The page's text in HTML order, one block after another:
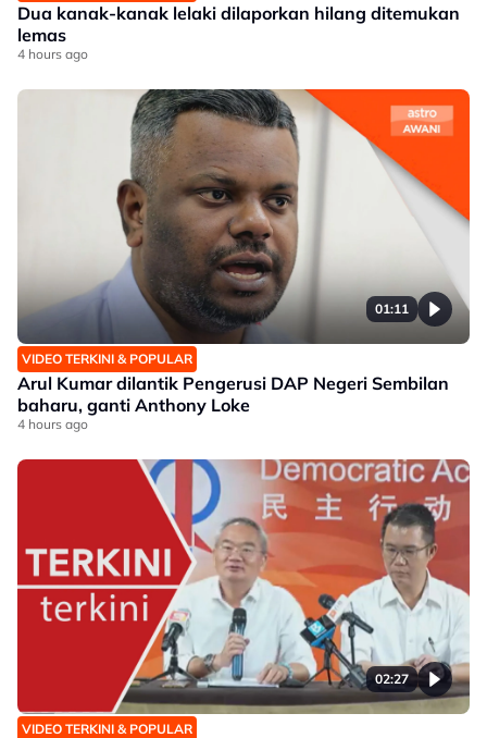
Dua kanak-kanak lelaki dilaporkan hilang ditemukan
lemas
4 hours ago
01:11
VIDEO TERKINI & POPULAR
Arul Kumar dilantik Pengerusi DAP Negeri Sembilan
baharu, ganti Anthony Loke
4 hours ago
02:27
VIDEO TERKINI & POPULAR